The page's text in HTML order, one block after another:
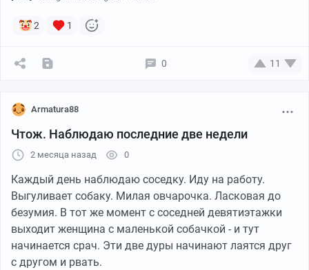
2 1
0 11
Armatura88
Чтож. Наблюдаю последние две недели
2 месяца назад 0
Каждый день наблюдаю соседку. Иду на работу.
Выгуливает собаку. Милая овчарочка. Ласковая до
безумия. В тот же момент с соседней девятиэтажки
выходит женщина с маленькой собачкой - и тут
начинается срач. Эти две дуры начинают лаятся друг
с другом и рвать.